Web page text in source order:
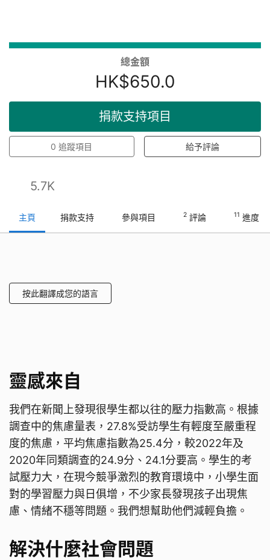
總金額
HK$650.0
捐款支持項目
0 追蹤項目 給予評論
5.7K
主頁 捐款支持 參與項目 2 評論 11 進度
按此翻譯成您的語言
靈感來自
我們在新聞上發現很學生都以往的壓力指數高。根據
調查中的焦慮量表，27.8%受訪學生有輕度至嚴重程
度的焦慮，平均焦慮指數為25.4分，較2022年及
2020年同類調查的24.9分、24.1分要高。學生的考
試壓力大，在現今競爭激烈的教育環境中，小學生面
對的學習壓力與日俱增，不少家長發現孩子出現焦
慮、情緒不穩等問題。我們想幫助他們減輕負擔。
解決什麼社會問題